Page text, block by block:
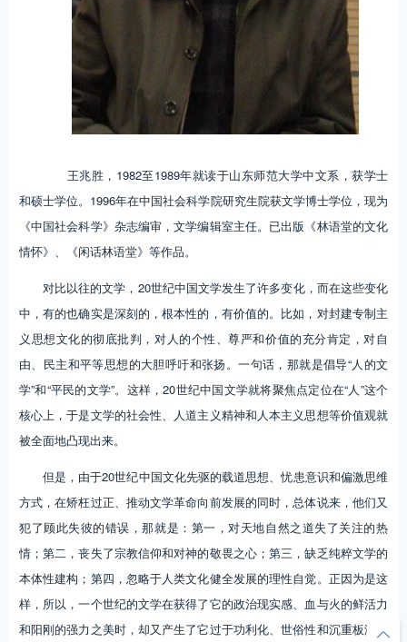
王兆胜，1982至1989年就读于山东师范大学中文系，获学士
和硕士学位。1996年在中国社会科学院研究生院获文学博士学位，现为
《中国社会科学》杂志编审，文学编辑室主任。已出版《林语堂的文化
情怀》、《闲话林语堂》等作品。
对比以往的文学，20世纪中国文学发生了许多变化，而在这些变化
中，有的也确实是深刻的，根本性的，有价值的。比如，对封建专制主
义思想文化的彻底批判，对人的个性、尊严和价值的充分肯定，对自
由、民主和平等思想的大胆呼吁和张扬。一句话，那就是倡导“人的文
学”和“平民的文学”。这样，20世纪中国文学就将聚焦点定位在“人”这个
核心上，于是文学的社会性、人道主义精神和人本主义思想等价值观就
被全面地凸现出来。
但是，由于20世纪中国文化先驱的载道思想、忧患意识和偏激思维
方式，在矫枉过正、推动文学革命向前发展的同时，总体说来，他们又
犯了顾此失彼的错误，那就是：第一，对天地自然之道失了关注的热
情；第二，丧失了宗教信仰和对神的敬畏之心；第三，缺乏纯粹文学的
本体性建构；第四，忽略于人类文化健全发展的理性自觉。正因为是这
样，所以，一个世纪的文学在获得了它的政治现实感、血与火的鲜活力
和阳刚的强力之美时，却又产生了它过于功利化、世俗性和沉重板滞的